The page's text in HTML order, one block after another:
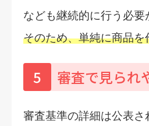
なども継続的に行う必要
そのため、単純に商品
5 審査で見られ
審査基準の詳細は公表